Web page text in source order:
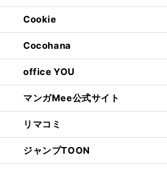
Cookie
Cocohana
office YOU
マンガMee公式サイト
リマコミ
ジャンプTOON